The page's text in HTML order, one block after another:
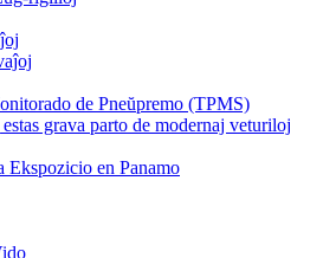
de Pneŭpremo (TPMS)
grava parto de modernaj veturiloj
Ekspozicio en Panamo